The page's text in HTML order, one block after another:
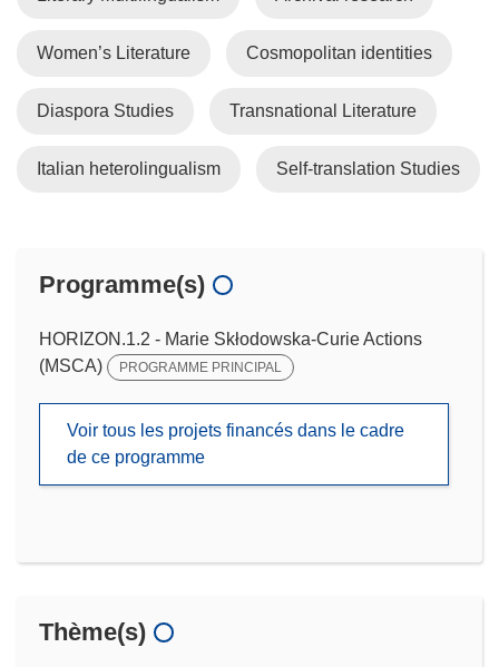
Women’s Literature Cosmopolitan identities
Diaspora Studies Transnational Literature
Italian heterolingualism Self-translation Studies
Programme(s)
HORIZON.1.2 - Marie Skłodowska-Curie Actions
(MSCA)
PROGRAMME PRINCIPAL
Voir tous les projets financés dans le cadre
de ce programme
Thème(s)